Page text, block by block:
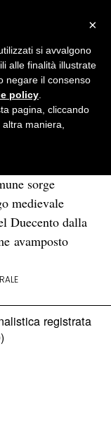
toscano
fermato
coltivate a
sorge
medievale
Duecento dalla
avamposto
registrata
×
si avvalgono
alle finalità illustrate
negare il consenso
policy
pagina, cliccando
maniera,